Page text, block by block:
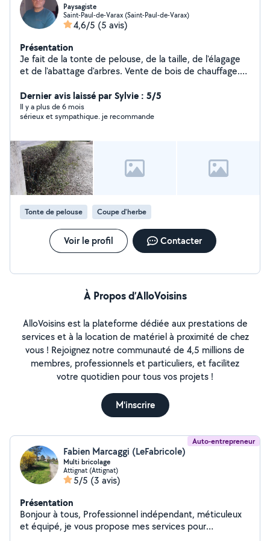
Paysagiste
Saint-Paul-de-Varax (Saint-Paul-de-Varax)
4,6/5 (5 avis)
Présentation
Je fait de la tonte de pelouse, de la taille, de l'élagage
et de l'abattage d'arbres. Vente de bois de chauffage.
Dernier avis laissé par Sylvie : 5/5
Il y a plus de 6 mois
sérieux et sympathique. je recommande
Tonte de pelouse Coupe d'herbe
Voir le profil Contacter
À Propos d’AlloVoisins
AlloVoisins est la plateforme dédiée aux prestations de
services et à la location de matériel à proximité de chez
vous ! Rejoignez notre communauté de 4,5 millions de
membres, professionnels et particuliers, et facilitez
votre quotidien pour tous vos projets !
M'inscrire
Auto-entrepreneur
Fabien Marcaggi (LeFabricole)
Multi bricolage
Attignat (Attignat)
5/5 (3 avis)
Présentation
Bonjour à tous, Professionnel indépendant, méticuleux
et équipé, je vous propose mes services pour